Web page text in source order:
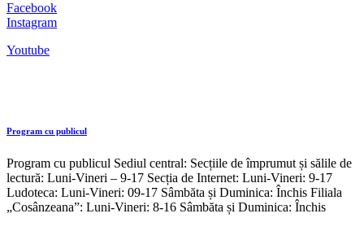
Facebook
Instagram
Youtube
Program cu publicul
Program cu publicul Sediul central: Secțiile de împrumut și sălile de
lectură: Luni-Vineri – 9-17 Secția de Internet: Luni-Vineri: 9-17
Ludoteca: Luni-Vineri: 09-17 Sâmbăta și Duminica: Închis Filiala
„Cosânzeana”: Luni-Vineri: 8-16 Sâmbăta și Duminica: Închis